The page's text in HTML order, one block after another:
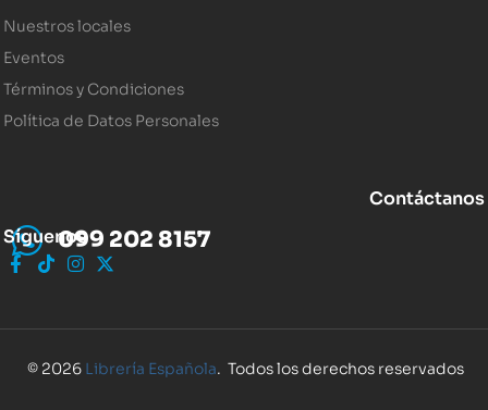
Nuestros locales
Eventos
Términos y Condiciones
Política de Datos Personales
Contáctanos
099 202 8157
Síguenos
© 2026 Librería Española. Todos los derechos reservados